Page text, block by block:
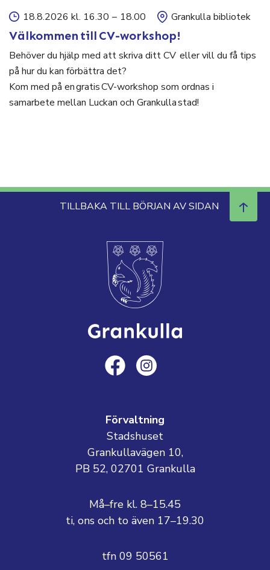
18.8.2026 kl. 16.30 – 18.00 Grankulla bibliotek
Välkommen till CV-workshop!
Behöver du hjälp med att skriva ditt CV eller vill du få tips
på hur du kan förbättra det?
Kom med på en gratis CV-workshop som ordnas i
samarbete mellan Luckan och Grankulla stad!
TILLBAKA TILL BÖRJAN AV SIDAN
Förvaltning
Stadshuset
Grankullavägen 10,
PB 52, 02701 Grankulla
Må–fre kl. 8–15.45
ti, ons och to även 17–19.30
tfn 09 50561